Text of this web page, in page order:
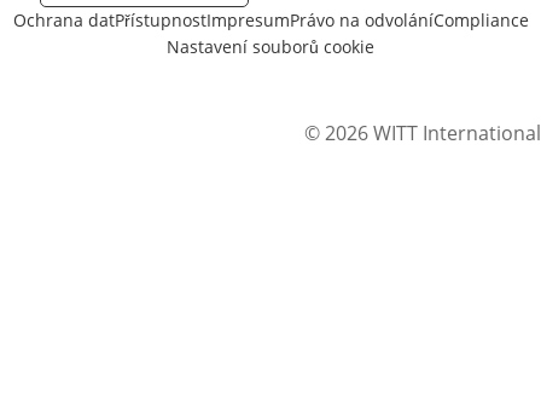
Ochrana datPřístupnostImpresumPrávo na odvoláníCompliance
Nastavení souborů cookie
© 2026 WITT International